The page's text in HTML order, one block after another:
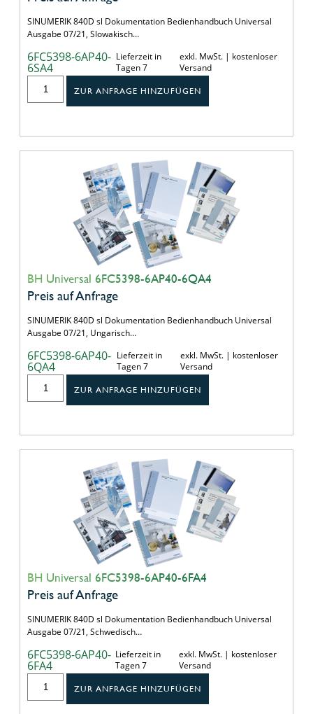
SINUMERIK 840D sl Dokumentation Bedienhandbuch Universal
Ausgabe 07/21, Slowakisch…
6FC5398-6AP40-
6SA4
Lieferzeit in
Tagen 7
exkl. MwSt. | kostenloser
Versand
ZUR ANFRAGE HINZUFÜGEN
BH Universal 6FC5398-6AP40-6QA4
Preis auf Anfrage
SINUMERIK 840D sl Dokumentation Bedienhandbuch Universal
Ausgabe 07/21, Ungarisch…
6FC5398-6AP40-
6QA4
Lieferzeit in
Tagen 7
exkl. MwSt. | kostenloser
Versand
ZUR ANFRAGE HINZUFÜGEN
BH Universal 6FC5398-6AP40-6FA4
Preis auf Anfrage
SINUMERIK 840D sl Dokumentation Bedienhandbuch Universal
Ausgabe 07/21, Schwedisch…
6FC5398-6AP40-
6FA4
Lieferzeit in
Tagen 7
exkl. MwSt. | kostenloser
Versand
ZUR ANFRAGE HINZUFÜGEN